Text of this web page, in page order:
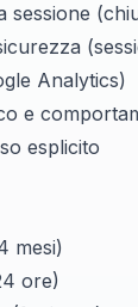
sessione
Analytics)
e
esplicito
mesi)
ore)